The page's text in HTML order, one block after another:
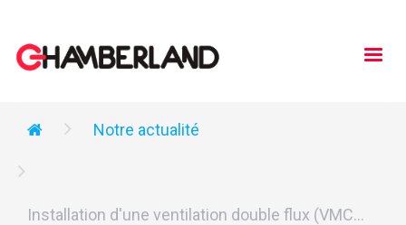
Notre actualité
Installation d'une ventilation double flux (VMC...